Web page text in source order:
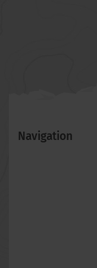
Navigation